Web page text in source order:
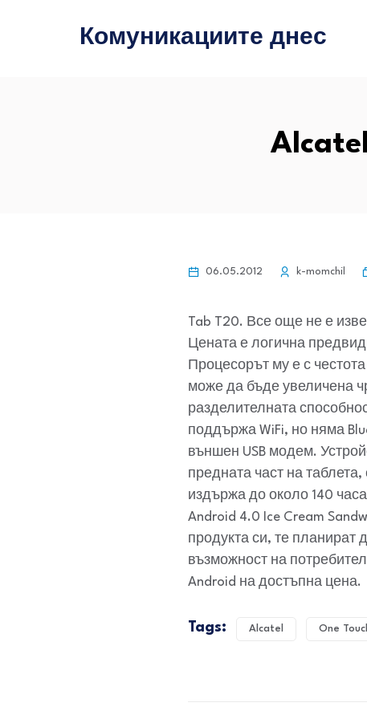
Комуникациите днес
06.05.2012 k-momchil
Tab T20. Все още не е
Цената е логична
Процесорът му е с
може да бъде увеличена
разделителната
поддържа WiFi, но няма
външен USB модем.
предната част на
издържа до около 140
Android 4.0 Ice Cream
продукта си, те планират
възможност на
Android на достъпна цена.
Tags: Alcatel One